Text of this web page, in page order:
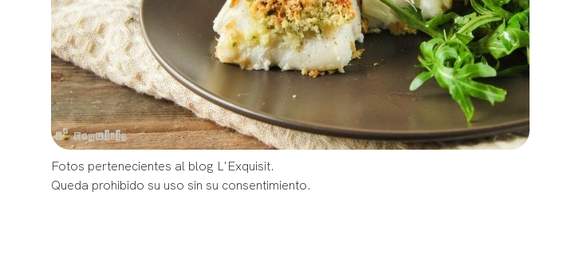
Fotos pertenecientes al blog L'Exquisit.
Queda prohibido su uso sin su consentimiento.